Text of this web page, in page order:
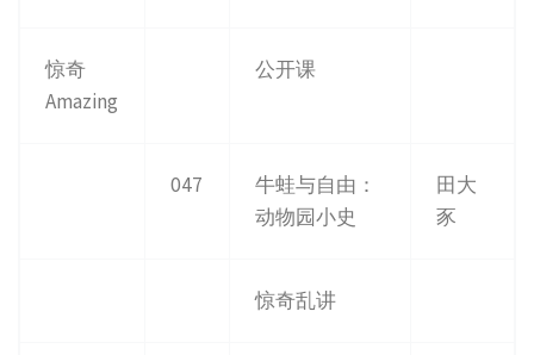
惊奇
Amazing
公开课
047
牛蛙与自由：
动物园小史
田大
豕
惊奇乱讲